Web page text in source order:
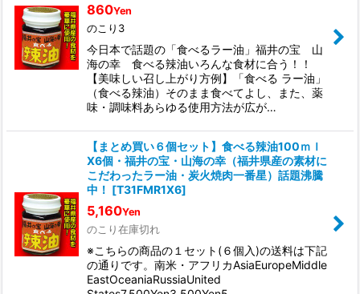
860Yen
のこり3
今日本で話題の「食べるラー油」福井の宝 山
海の幸 食べる辣油いろんな食材に合う！！
【美味しい召し上がり方例】「食べる ラー油」
（食べる辣油）そのまま食べてよし、また、薬
味・調味料あらゆる使用方法が広が…
【まとめ買い６個セット】食べる辣油100ｍｌ
X6個・福井の宝・山海の幸（福井県産の素材に
こだわったラー油・炭火焼肉一番星）話題沸騰
中！ [T31FMR1X6]
5,160Yen
のこり在庫切れ
※こちらの商品の１セット(６個入)の送料は下記
の通りです。南米・アフリカAsiaEuropeMiddle
EastOceaniaRussiaUnited